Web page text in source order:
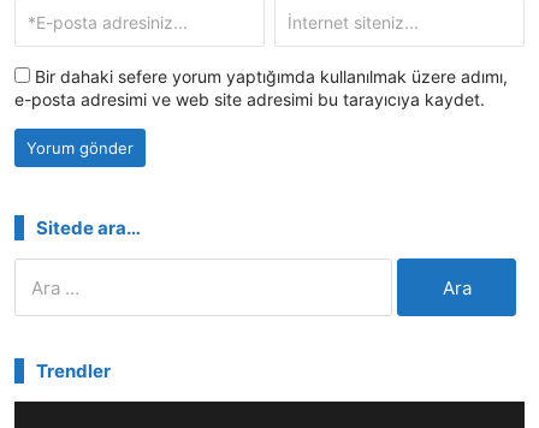
Bir dahaki sefere yorum yaptığımda kullanılmak üzere adımı,
e-posta adresimi ve web site adresimi bu tarayıcıya kaydet.
Sitede ara…
Trendler